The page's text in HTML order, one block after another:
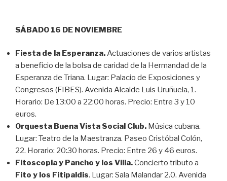
SÁBADO 16 DE NOVIEMBRE
Fiesta de la Esperanza.Actuaciones de varios artistas
a beneficio de la bolsa de caridad de la Hermandad de la
Esperanza de Triana. Lugar: Palacio de Exposiciones y
Congresos (FIBES). Avenida Alcalde Luis Uruñuela, 1.
Horario: De 13:00 a 22:00 horas. Precio: Entre 3 y 10
euros.
Orquesta Buena Vista Social Club. Música cubana.
Lugar: Teatro de la Maestranza. Paseo Cristóbal Colón,
22. Horario: 20:30 horas. Precio: Entre 26 y 46 euros.
Fitoscopia y Pancho y los Villa.Concierto tributo a
Fito y los Fitipaldis. Lugar: Sala Malandar 2.0. Avenida